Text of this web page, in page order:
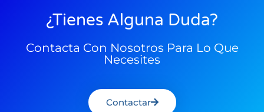
¿Tienes Alguna Duda?
Contacta Con Nosotros Para Lo Que
Necesites
Contactar